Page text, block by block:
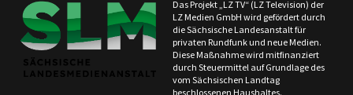
Das Projekt „LZ TV“ (LZ Television) der
LZ Medien GmbH wird gefördert durch
die Sächsische Landesanstalt für
privaten Rundfunk und neue Medien.
Diese Maßnahme wird mitfinanziert
durch Steuermittel auf Grundlage des
vom Sächsischen Landtag
beschlossenen Haushaltes.